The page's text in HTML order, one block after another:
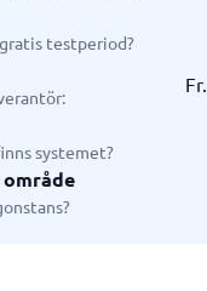
testperiod?
systemet?